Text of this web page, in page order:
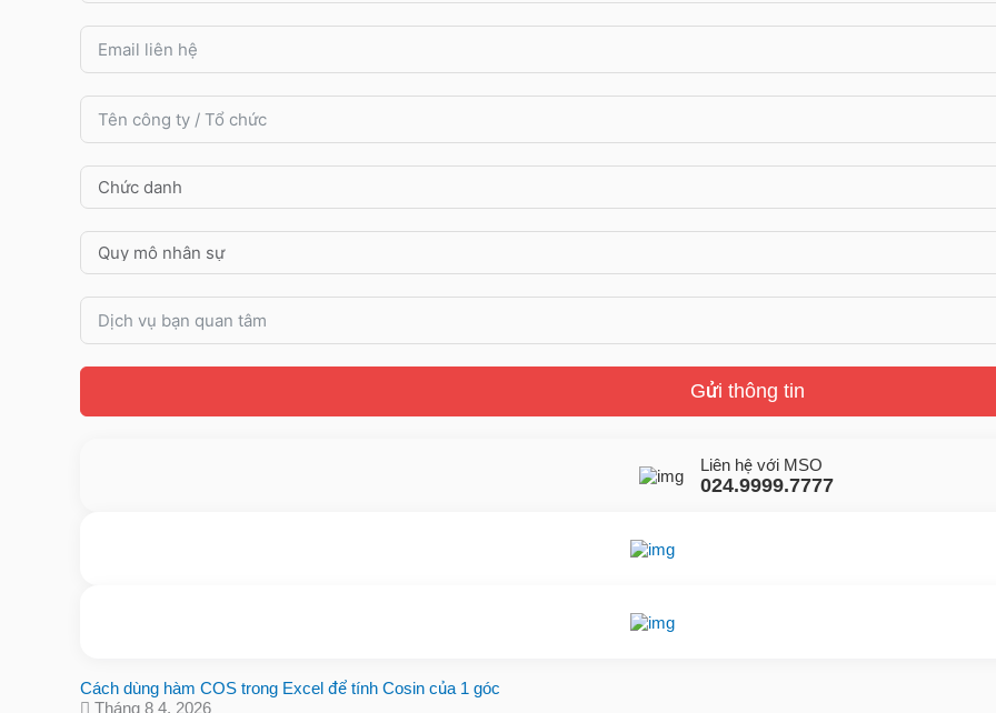
Gửi thông tin
Liên hệ với MSO
024.9999.7777
Cách dùng hàm COS trong Excel để tính Cosin của 1 góc
Tháng 8 4, 2026